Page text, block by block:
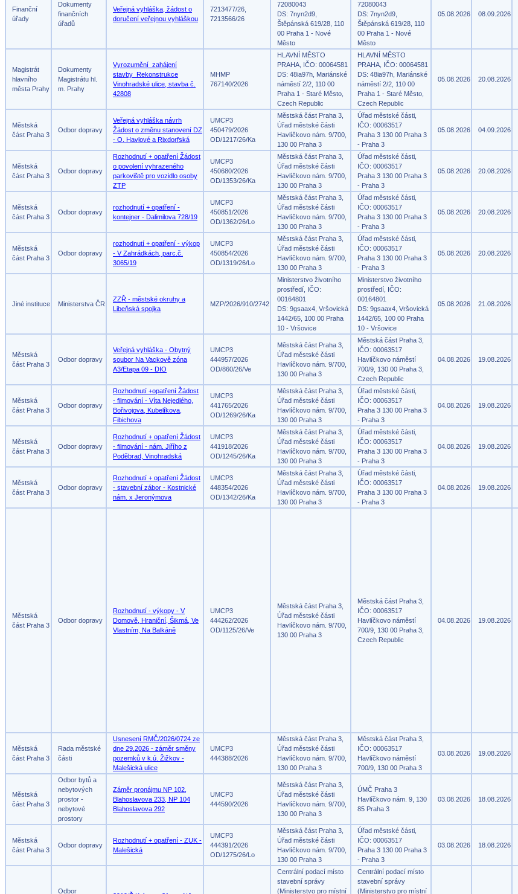
Finanční
úřady
Dokumenty
finančních
úřadů
Veřejná vyhláška, žádost o
doručení veřejnou vyhláškou
7213477/26,
7213566/26
72080043
DS: 7nyn2d9,
Štěpánská 619/28, 110
00 Praha 1 - Nové
Město
72080043
DS: 7nyn2d9,
Štěpánská 619/28, 110
00 Praha 1 - Nové
Město
05.08.2026 08.09.2026
Magistrát
hlavního
města Prahy
Dokumenty
Magistrátu hl.
m. Prahy
Vyrozumění_zahájení
stavby_Rekonstrukce
Vinohradské ulice, stavba č.
42808
MHMP
767140/2026
HLAVNÍ MĚSTO
PRAHA, IČO: 00064581
DS: 48ia97h, Mariánské
náměstí 2/2, 110 00
Praha 1 - Staré Město,
Czech Republic
HLAVNÍ MĚSTO
PRAHA, IČO: 00064581
DS: 48ia97h, Mariánské
náměstí 2/2, 110 00
Praha 1 - Staré Město,
Czech Republic
05.08.2026 20.08.2026
Městská
část Praha 3
Odbor dopravy
Veřejná vyhláška návrh
Žádost o změnu stanovení DZ
- O. Havlové a Rixdorfská
UMCP3
450479/2026
OD/1217/26/Ka
Městská část Praha 3,
Úřad městské části
Havlíčkovo nám. 9/700,
130 00 Praha 3
Úřad městské části,
IČO: 00063517
Praha 3 130 00 Praha 3
- Praha 3
05.08.2026 04.09.2026
Městská
část Praha 3
Odbor dopravy
Rozhodnutí + opatření Žádost
o povolení vyhrazeného
parkoviště pro vozidlo osoby
ZTP
UMCP3
450680/2026
OD/1353/26/Ka
Městská část Praha 3,
Úřad městské části
Havlíčkovo nám. 9/700,
130 00 Praha 3
Úřad městské části,
IČO: 00063517
Praha 3 130 00 Praha 3
- Praha 3
05.08.2026 20.08.2026
Městská
část Praha 3
Odbor dopravy
rozhodnutí + opatření -
kontejner - Dalimilova 728/19
UMCP3
450851/2026
OD/1362/26/Lo
Městská část Praha 3,
Úřad městské části
Havlíčkovo nám. 9/700,
130 00 Praha 3
Úřad městské části,
IČO: 00063517
Praha 3 130 00 Praha 3
- Praha 3
05.08.2026 20.08.2026
Městská
část Praha 3
Odbor dopravy
rozhodnutí + opatření - výkop
- V Zahrádkách, parc.č.
3065/19
UMCP3
450854/2026
OD/1319/26/Lo
Městská část Praha 3,
Úřad městské části
Havlíčkovo nám. 9/700,
130 00 Praha 3
Úřad městské části,
IČO: 00063517
Praha 3 130 00 Praha 3
- Praha 3
05.08.2026 20.08.2026
Jiné instituce Ministerstva ČR
ZZŘ - městské okruhy a
Libeňská spojka
MZP/2026/910/2742
Ministerstvo životního
prostředí, IČO:
00164801
DS: 9gsaax4, Vršovická
1442/65, 100 00 Praha
10 - Vršovice
Ministerstvo životního
prostředí, IČO:
00164801
DS: 9gsaax4, Vršovická
1442/65, 100 00 Praha
10 - Vršovice
05.08.2026 21.08.2026
Městská
část Praha 3
Odbor dopravy
Veřejná vyhláška - Obytný
soubor Na Vackově zóna
A3/Etapa 09 - DIO
UMCP3
444957/2026
OD/860/26/Ve
Městská část Praha 3,
Úřad městské části
Havlíčkovo nám. 9/700,
130 00 Praha 3
Městská část Praha 3,
IČO: 00063517
Havlíčkovo náměstí
700/9, 130 00 Praha 3,
Czech Republic
04.08.2026 19.08.2026
Městská
část Praha 3
Odbor dopravy
Rozhodnutí +opatření Žádost
- filmování - Víta Nejedlého,
Bořivojova, Kubelíkova,
Fibichova
UMCP3
441765/2026
OD/1269/26/Ka
Městská část Praha 3,
Úřad městské části
Havlíčkovo nám. 9/700,
130 00 Praha 3
Úřad městské části,
IČO: 00063517
Praha 3 130 00 Praha 3
- Praha 3
04.08.2026 19.08.2026
Městská
část Praha 3
Odbor dopravy
Rozhodnutí + opatření Žádost
- filmování - nám. Jiřího z
Poděbrad, Vinohradská
UMCP3
441918/2026
OD/1245/26/Ka
Městská část Praha 3,
Úřad městské části
Havlíčkovo nám. 9/700,
130 00 Praha 3
Úřad městské části,
IČO: 00063517
Praha 3 130 00 Praha 3
- Praha 3
04.08.2026 19.08.2026
Městská
část Praha 3
Odbor dopravy
Rozhodnutí + opatření Žádost
- stavební zábor - Kostnické
nám. x Jeronýmova
UMCP3
448354/2026
OD/1342/26/Ka
Městská část Praha 3,
Úřad městské části
Havlíčkovo nám. 9/700,
130 00 Praha 3
Úřad městské části,
IČO: 00063517
Praha 3 130 00 Praha 3
- Praha 3
04.08.2026 19.08.2026
Městská
část Praha 3
Odbor dopravy
Rozhodnutí - výkopy - V
Domově, Hraniční, Šikmá, Ve
Vlastním, Na Balkáně
UMCP3
444262/2026
OD/1125/26/Ve
Městská část Praha 3,
Úřad městské části
Havlíčkovo nám. 9/700,
130 00 Praha 3
Městská část Praha 3,
IČO: 00063517
Havlíčkovo náměstí
700/9, 130 00 Praha 3,
Czech Republic
04.08.2026 19.08.2026
Městská
část Praha 3
Rada městské
části
Usnesení RMČ/2026/0724 ze
dne 29.2026 - záměr směny
pozemků v k.ú. Žižkov -
Malešická ulice
UMCP3
444388/2026
Městská část Praha 3,
Úřad městské části
Havlíčkovo nám. 9/700,
130 00 Praha 3
Městská část Praha 3,
IČO: 00063517
Havlíčkovo náměstí
700/9, 130 00 Praha 3
03.08.2026 19.08.2026
Městská
část Praha 3
Odbor bytů a
nebytových
prostor -
nebytové
prostory
Záměr pronájmu NP 102,
Blahoslavova 233, NP 104
Blahoslavova 292
UMCP3
444590/2026
Městská část Praha 3,
Úřad městské části
Havlíčkovo nám. 9/700,
130 00 Praha 3
ÚMČ Praha 3
Havlíčkovo nám. 9, 130
85 Praha 3
03.08.2026 18.08.2026
Městská
část Praha 3
Odbor dopravy
Rozhodnutí + opatření - ZUK -
Malešická
UMCP3
444391/2026
OD/1275/26/Lo
Městská část Praha 3,
Úřad městské části
Havlíčkovo nám. 9/700,
130 00 Praha 3
Úřad městské části,
IČO: 00063517
Praha 3 130 00 Praha 3
- Praha 3
03.08.2026 18.08.2026
Odbor
Centrální podací místo
stavební správy
(Ministerstvo pro místní
Centrální podací místo
stavební správy
(Ministerstvo pro místní